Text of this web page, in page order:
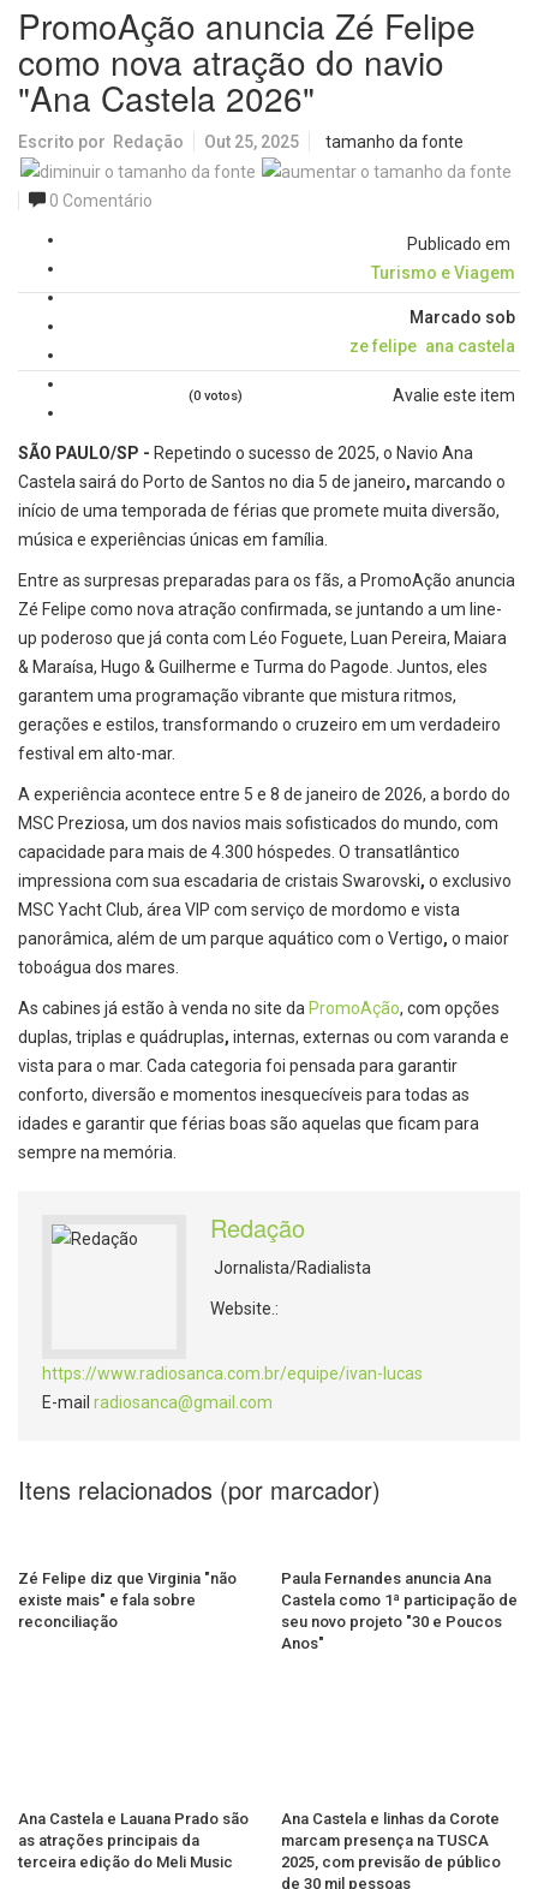
PromoAção anuncia Zé Felipe
como nova atração do navio
"Ana Castela 2026"
Escrito por Redação Out 25, 2025 tamanho da fonte
0 Comentário
Publicado em
Turismo e Viagem
Marcado sob
ze felipe ana castela
Avalie este item
(0 votos)
SÃO PAULO/SP - Repetindo o sucesso de 2025, o Navio Ana
Castela sairá do Porto de Santos no dia 5 de janeiro, marcando o
início de uma temporada de férias que promete muita diversão,
música e experiências únicas em família.
Entre as surpresas preparadas para os fãs, a PromoAção anuncia
Zé Felipe como nova atração confirmada, se juntando a um line-
up poderoso que já conta com Léo Foguete, Luan Pereira, Maiara
& Maraísa, Hugo & Guilherme e Turma do Pagode. Juntos, eles
garantem uma programação vibrante que mistura ritmos,
gerações e estilos, transformando o cruzeiro em um verdadeiro
festival em alto-mar.
A experiência acontece entre 5 e 8 de janeiro de 2026, a bordo do
MSC Preziosa, um dos navios mais sofisticados do mundo, com
capacidade para mais de 4.300 hóspedes. O transatlântico
impressiona com sua escadaria de cristais Swarovski, o exclusivo
MSC Yacht Club, área VIP com serviço de mordomo e vista
panorâmica, além de um parque aquático com o Vertigo, o maior
toboágua dos mares.
As cabines já estão à venda no site da PromoAção, com opções
duplas, triplas e quádruplas, internas, externas ou com varanda e
vista para o mar. Cada categoria foi pensada para garantir
conforto, diversão e momentos inesquecíveis para todas as
idades e garantir que férias boas são aquelas que ficam para
sempre na memória.
Redação
Jornalista/Radialista
Website.:
https://www.radiosanca.com.br/equipe/ivan-lucas
E-mail radiosanca@gmail.com
Itens relacionados (por marcador)
Zé Felipe diz que Virginia "não
existe mais" e fala sobre
reconciliação
Paula Fernandes anuncia Ana
Castela como 1ª participação de
seu novo projeto "30 e Poucos
Anos"
Ana Castela e Lauana Prado são
as atrações principais da
terceira edição do Meli Music
Ana Castela e linhas da Corote
marcam presença na TUSCA
2025, com previsão de público
de 30 mil pessoas